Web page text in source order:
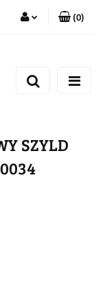
się
(0)
SZYLD